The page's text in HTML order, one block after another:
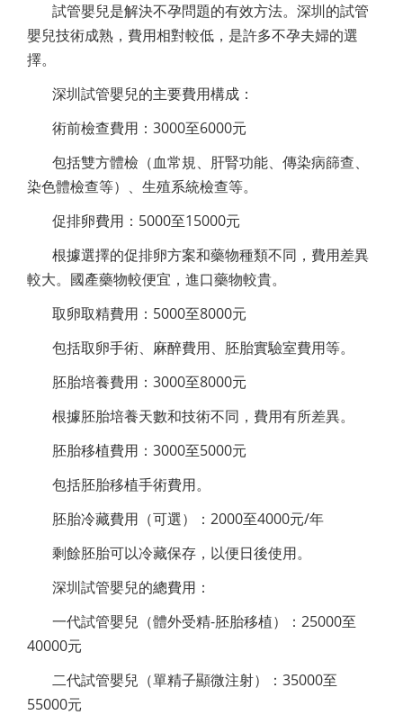
試管嬰兒是解決不孕問題的有效方法。深圳的試管
嬰兒技術成熟，費用相對較低，是許多不孕夫婦的選
擇。
深圳試管嬰兒的主要費用構成：
術前檢查費用：3000至6000元
包括雙方體檢（血常規、肝腎功能、傳染病篩查、
染色體檢查等）、生殖系統檢查等。
促排卵費用：5000至15000元
根據選擇的促排卵方案和藥物種類不同，費用差異
較大。國產藥物較便宜，進口藥物較貴。
取卵取精費用：5000至8000元
包括取卵手術、麻醉費用、胚胎實驗室費用等。
胚胎培養費用：3000至8000元
根據胚胎培養天數和技術不同，費用有所差異。
胚胎移植費用：3000至5000元
包括胚胎移植手術費用。
胚胎冷藏費用（可選）：2000至4000元/年
剩餘胚胎可以冷藏保存，以便日後使用。
深圳試管嬰兒的總費用：
一代試管嬰兒（體外受精-胚胎移植）：25000至
40000元
二代試管嬰兒（單精子顯微注射）：35000至
55000元